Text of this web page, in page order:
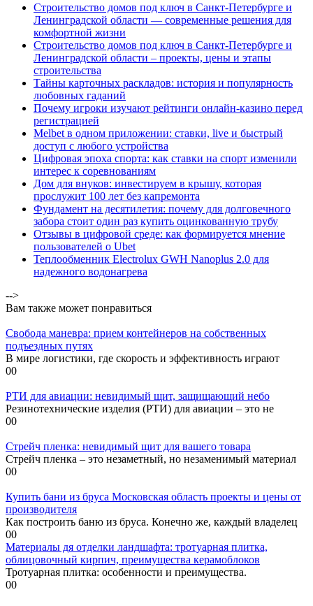
Строительство домов под ключ в Санкт-Петербурге и
Ленинградской области — современные решения для
комфортной жизни
Строительство домов под ключ в Санкт-Петербурге и
Ленинградской области – проекты, цены и этапы
строительства
Тайны карточных раскладов: история и популярность
любовных гаданий
Почему игроки изучают рейтинги онлайн-казино перед
регистрацией
Melbet в одном приложении: ставки, live и быстрый
доступ с любого устройства
Цифровая эпоха спорта: как ставки на спорт изменили
интерес к соревнованиям
Дом для внуков: инвестируем в крышу, которая
прослужит 100 лет без капремонта
Фундамент на десятилетия: почему для долговечного
забора стоит один раз купить оцинкованную трубу
Отзывы в цифровой среде: как формируется мнение
пользователей о Ubet
Теплообменник Electrolux GWH Nanoplus 2.0 для
надежного водонагрева
-->
Вам также может понравиться
Свобода маневра: прием контейнеров на собственных
подъездных путях
В мире логистики, где скорость и эффективность играют
00
РТИ для авиации: невидимый щит, защищающий небо
Резинотехнические изделия (РТИ) для авиации – это не
00
Стрейч пленка: невидимый щит для вашего товара
Стрейч пленка – это незаметный, но незаменимый материал
00
Купить бани из бруса Московская область проекты и цены от
производителя
Как построить баню из бруса. Конечно же, каждый владелец
00
Материалы дя отделки ландшафта: тротуарная плитка,
облицовочный кирпич, преимущества керамоблоков
Тротуарная плитка: особенности и преимущества.
00